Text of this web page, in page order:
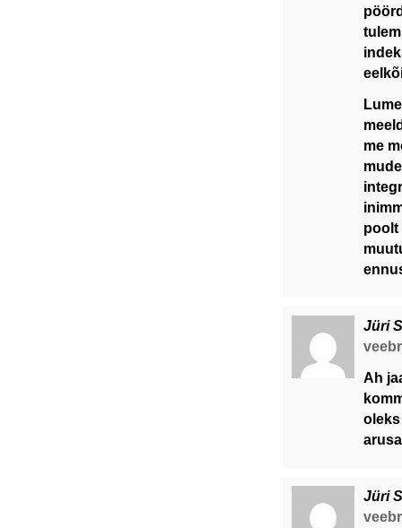
me
poolt
Jüri
Ah
Jüri